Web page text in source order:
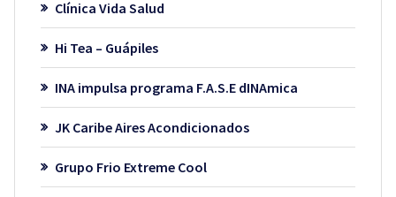
Clínica Vida Salud
Hi Tea – Guápiles
INA impulsa programa F.A.S.E dINAmica
JK Caribe Aires Acondicionados
Grupo Frio Extreme Cool